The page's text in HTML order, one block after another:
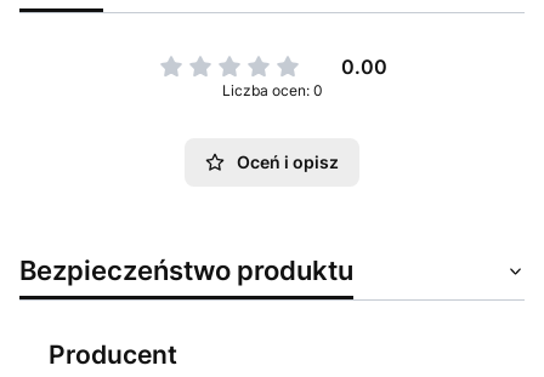
0.00
Liczba ocen: 0
Oceń i opisz
Bezpieczeństwo produktu
Producent